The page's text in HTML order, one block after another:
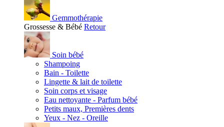
Gemmothérapie
Grossesse & Bébé Retour
Soin bébé
Shampoing
Bain - Toilette
Lingette & lait de toilette
Soin corps et visage
Eau nettoyante - Parfum bébé
Petits maux, Premières dents
Yeux - Nez - Oreille